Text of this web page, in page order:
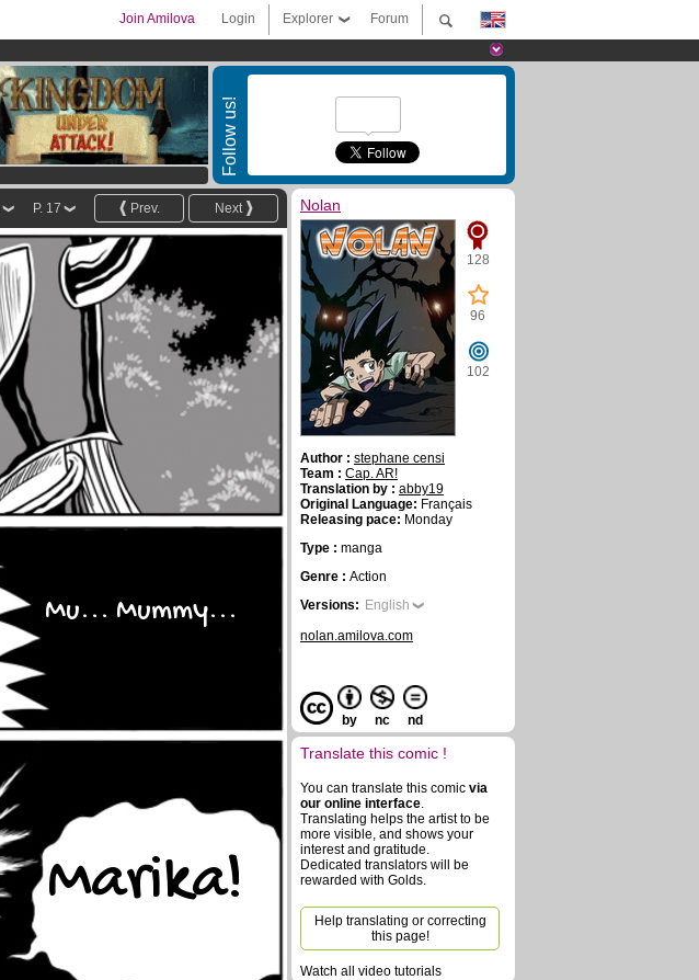
Forum
Explorer
Login
Join Amilova
Follow us!
Next
Prev.
P. 17
Mu... Mummy...
Marika!
Nolan
128
96
102
Author : stephane censi
Team : Cap. AR!
Translation by : abby19
Original Language: Français
Releasing pace: Monday
Type : manga
Genre : Action
Versions: English
nolan.amilova.com
by nc nd
Translate this comic !
You can translate this comic via
our online interface.
Translating helps the artist to be
more visible, and shows your
interest and gratitude.
Dedicated translators will be
rewarded with Golds.
Help translating or correcting
this page!
Watch all video tutorials